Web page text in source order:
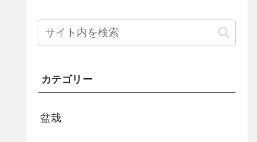
カテゴリー
盆栽